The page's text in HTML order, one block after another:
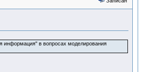
информация" в вопросах моделирования